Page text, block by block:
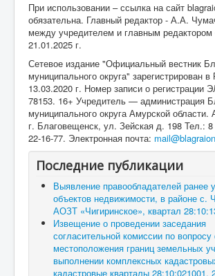
При использовании – ссылка на сайт
обязательна. Главный редактор - А.А.
между учредителем и главным редактором
21.01.2025 г.
Сетевое издание "Официальный вестник
муниципального округа" зарегистрирован
13.03.2020 г. Номер записи о
78153. 16+ Учредитель — администрация
муниципального округа Амурской области.
г. Благовещенск, ул. Зейская д. 198 Тел.: 8
22-16-77. Электронная почта:
Последние публикации
Выявление правообладателей ранее
объектов недвижимости, в районе с.
АОЗТ «Чигиринское», квартал
Извещение о проведении заседания
согласительной комиссии по вопросу
местоположения границ земельных
выполнении комплексных
кадастровые кварталы 28:10:021001,